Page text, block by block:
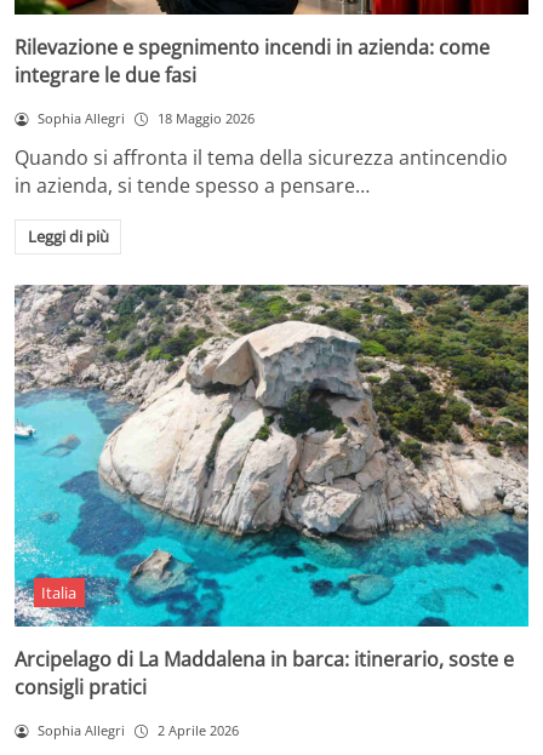
Rilevazione e spegnimento incendi in azienda: come
integrare le due fasi
Sophia Allegri 18 Maggio 2026
Quando si affronta il tema della sicurezza antincendio
in azienda, si tende spesso a pensare…
Leggi di più
Italia
Arcipelago di La Maddalena in barca: itinerario, soste e
consigli pratici
Sophia Allegri 2 Aprile 2026